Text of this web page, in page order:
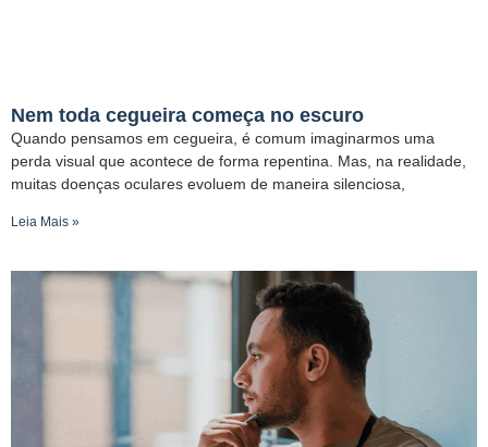
Nem toda cegueira começa no escuro
Quando pensamos em cegueira, é comum imaginarmos uma
perda visual que acontece de forma repentina. Mas, na realidade,
muitas doenças oculares evoluem de maneira silenciosa,
Leia Mais »